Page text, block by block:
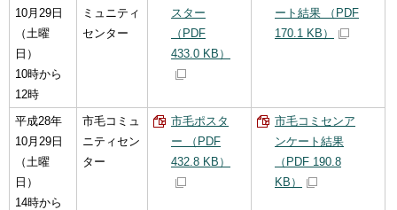
10月29日
（土曜
日）
10時から
12時
ミュニティ
センター
スター
（PDF
433.0 KB）
ート結果 （PDF
170.1 KB）
平成28年
10月29日
（土曜
日）
14時から
市毛コミュ
ニティセン
ター
市毛ポスタ
ー （PDF
432.8 KB）
市毛コミセンア
ンケート結果
（PDF 190.8
KB）